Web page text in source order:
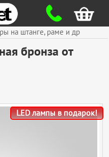
на штанге, раме и др
бронза от
LED лампы в подарок!